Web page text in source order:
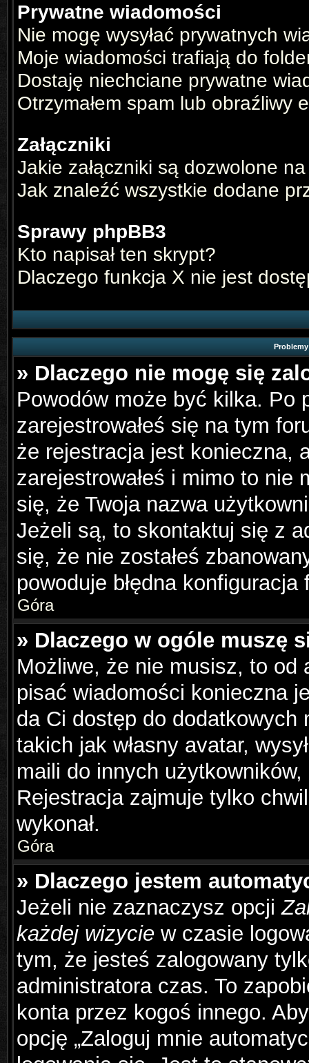
Prywatne wiadomości
Nie mogę wysyłać prywatnych
Moje wiadomości trafiają do
Dostaję niechciane prywatne
Otrzymałem spam lub obraźliwy
Załączniki
Jakie załączniki są dozwolone
Jak znaleźć wszystkie dodane
Sprawy phpBB3
Kto napisał ten skrypt?
Dlaczego funkcja X nie jest
» Dlaczego nie mogę się
Powodów może być kilka. Po
zarejestrowałeś się na tym
że rejestracja jest konieczna,
zarejestrowałeś i mimo to nie
się, że Twoja nazwa
Jeżeli są, to skontaktuj się z
się, że nie zostałeś
powoduje błędna konfiguracja
Góra
» Dlaczego w ogóle muszę
Możliwe, że nie musisz, to od
pisać wiadomości konieczna
da Ci dostęp do
takich jak własny avatar,
maili do innych
Rejestracja zajmuje tylko
wykonał.
Góra
» Dlaczego jestem
Jeżeli nie zaznaczysz opcji
każdej wizycie w czasie
tym, że jesteś zalogowany
administratora czas. To
konta przez kogoś innego.
opcję „Zaloguj mnie